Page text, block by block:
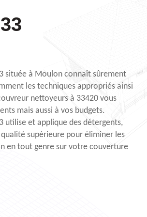
située à Moulon connaît sûrement
les techniques appropriés ainsi
nettoyeurs à 33420 vous
mais aussi à vos budgets.
utilise et applique des détergents,
supérieure pour éliminer les
en tout genre sur votre couverture